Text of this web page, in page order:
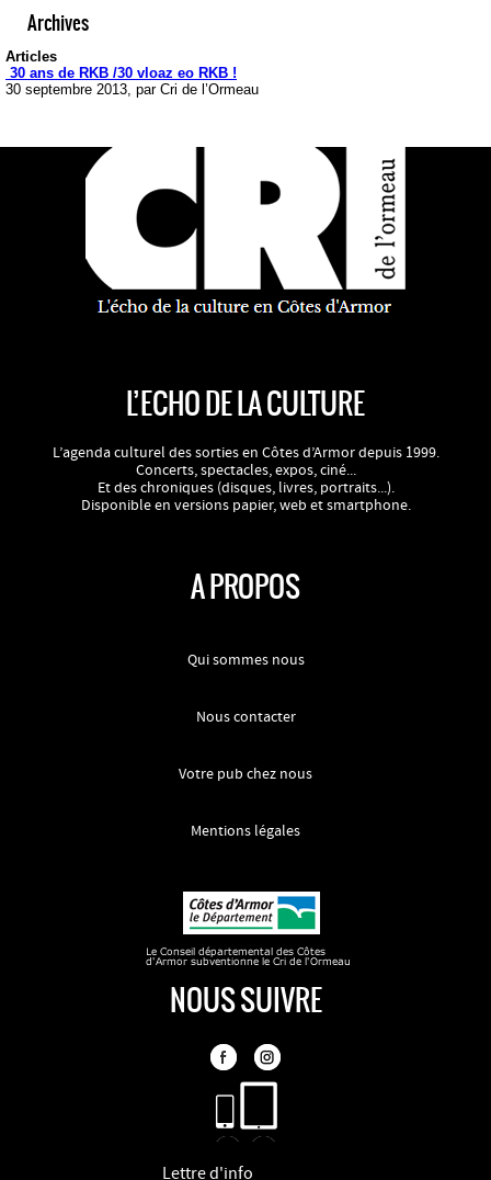
Archives
Articles
30 ans de RKB /30 vloaz eo RKB !
30 septembre 2013, par Cri de l’Ormeau
L’ECHO DE LA CULTURE
L’agenda culturel des sorties en Côtes d’Armor depuis 1999.
Concerts, spectacles, expos, ciné...
Et des chroniques (disques, livres, portraits...).
Disponible en versions papier, web et smartphone.
A PROPOS
Qui sommes nous
Nous contacter
Votre pub chez nous
Mentions légales
NOUS SUIVRE
Lettre d'info